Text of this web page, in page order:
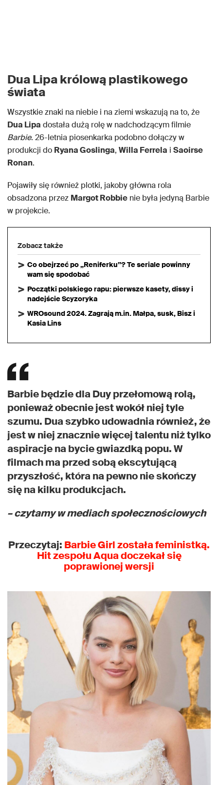
Dua Lipa królową plastikowego
świata
Wszystkie znaki na niebie i na ziemi wskazują na to, że
Dua Lipa dostała dużą rolę w nadchodzącym filmie
Barbie. 26-letnia piosenkarka podobno dołączy w
produkcji do Ryana Goslinga, Willa Ferrela i Saoirse
Ronan.
Pojawiły się również plotki, jakoby główna rola
obsadzona przez Margot Robbie nie była jedyną Barbie
w projekcie.
Zobacz także
Co obejrzeć po „Reniferku”? Te seriale powinny
wam się spodobać
Początki polskiego rapu: pierwsze kasety, dissy i
nadejście Scyzoryka
WROsound 2024. Zagrają m.in. Małpa, susk, Bisz i
Kasia Lins
Barbie będzie dla Duy przełomową rolą,
ponieważ obecnie jest wokół niej tyle
szumu. Dua szybko udowadnia również, że
jest w niej znacznie więcej talentu niż tylko
aspiracje na bycie gwiazdką popu. W
filmach ma przed sobą ekscytującą
przyszłość, która na pewno nie skończy
się na kilku produkcjach.
– czytamy w mediach społecznościowych
Przeczytaj: Barbie Girl została feministką.
Hit zespołu Aqua doczekał się
poprawionej wersji